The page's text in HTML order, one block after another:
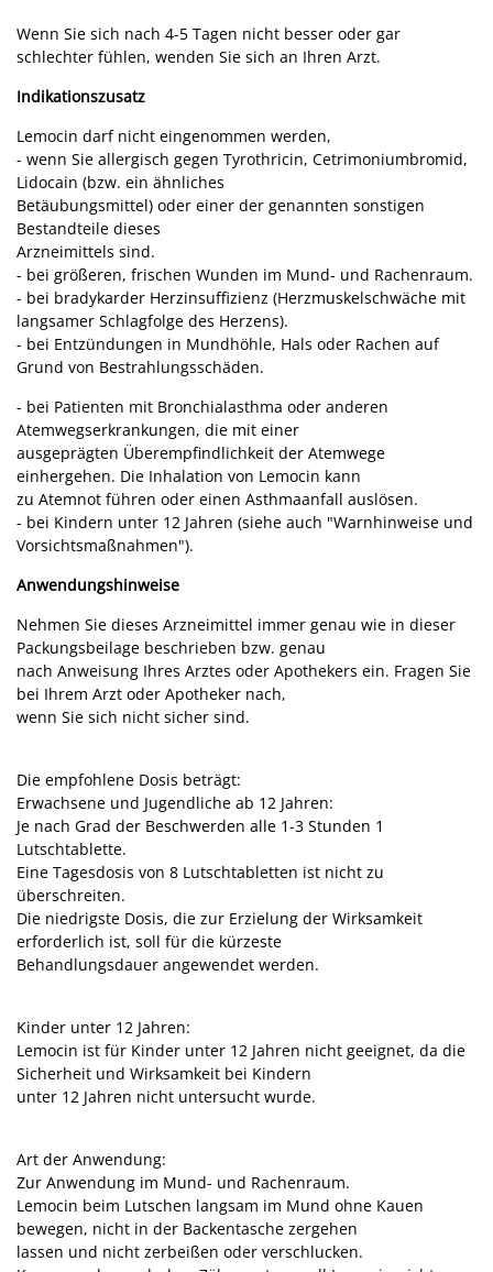
Wenn Sie sich nach 4-5 Tagen nicht besser oder gar
schlechter fühlen, wenden Sie sich an Ihren Arzt.
Indikationszusatz
Lemocin darf nicht eingenommen werden,
- wenn Sie allergisch gegen Tyrothricin, Cetrimoniumbromid,
Lidocain (bzw. ein ähnliches
Betäubungsmittel) oder einer der genannten sonstigen
Bestandteile dieses
Arzneimittels sind.
- bei größeren, frischen Wunden im Mund- und Rachenraum.
- bei bradykarder Herzinsuffizienz (Herzmuskelschwäche mit
langsamer Schlagfolge des Herzens).
- bei Entzündungen in Mundhöhle, Hals oder Rachen auf
Grund von Bestrahlungsschäden.
- bei Patienten mit Bronchialasthma oder anderen
Atemwegserkrankungen, die mit einer
ausgeprägten Überempfindlichkeit der Atemwege
einhergehen. Die Inhalation von Lemocin kann
zu Atemnot führen oder einen Asthmaanfall auslösen.
- bei Kindern unter 12 Jahren (siehe auch "Warnhinweise und
Vorsichtsmaßnahmen").
Anwendungshinweise
Nehmen Sie dieses Arzneimittel immer genau wie in dieser
Packungsbeilage beschrieben bzw. genau
nach Anweisung Ihres Arztes oder Apothekers ein. Fragen Sie
bei Ihrem Arzt oder Apotheker nach,
wenn Sie sich nicht sicher sind.
Die empfohlene Dosis beträgt:
Erwachsene und Jugendliche ab 12 Jahren:
Je nach Grad der Beschwerden alle 1-3 Stunden 1
Lutschtablette.
Eine Tagesdosis von 8 Lutschtabletten ist nicht zu
überschreiten.
Die niedrigste Dosis, die zur Erzielung der Wirksamkeit
erforderlich ist, soll für die kürzeste
Behandlungsdauer angewendet werden.
Kinder unter 12 Jahren:
Lemocin ist für Kinder unter 12 Jahren nicht geeignet, da die
Sicherheit und Wirksamkeit bei Kindern
unter 12 Jahren nicht untersucht wurde.
Art der Anwendung:
Zur Anwendung im Mund- und Rachenraum.
Lemocin beim Lutschen langsam im Mund ohne Kauen
bewegen, nicht in der Backentasche zergehen
lassen und nicht zerbeißen oder verschlucken.